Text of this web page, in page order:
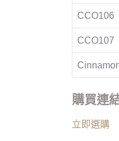
CCO106
CCO107
購買連
立即選購